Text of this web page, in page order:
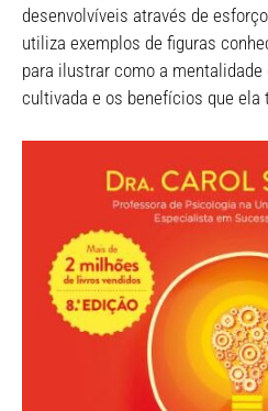
desenvolvíveis através de
utiliza exemplos de figuras
para ilustrar como a
cultivada e os benefícios que ela